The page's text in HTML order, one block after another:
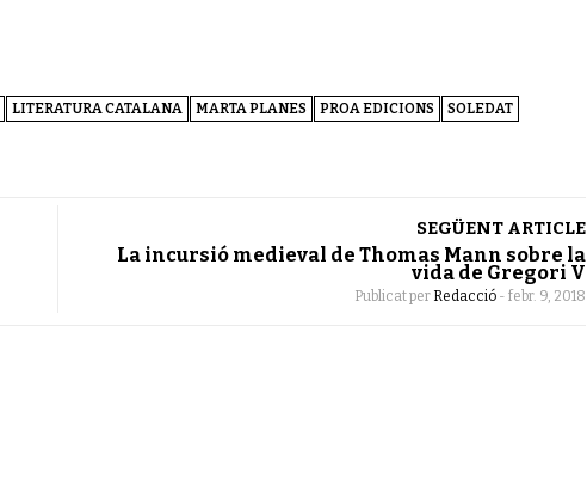
LITERATURA CATALANA MARTA PLANES PROA EDICIONS SOLEDAT
SEGÜENT ARTICLE
La incursió medieval de Thomas Mann sobre la
vida de Gregori V
Publicat per Redacció - febr. 9, 2018